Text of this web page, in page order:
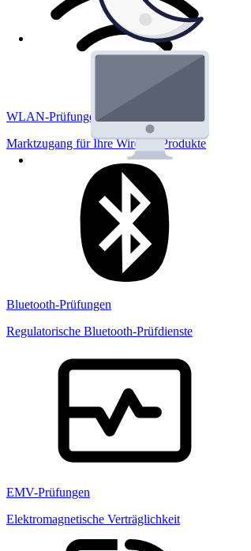
WLAN-Prüfungen
Marktzugang für Ihre Wireless Produkte
Bluetooth-Prüfungen
Regulatorische Bluetooth-Prüfdienste
EMV-Prüfungen
Elektromagnetische Verträglichkeit